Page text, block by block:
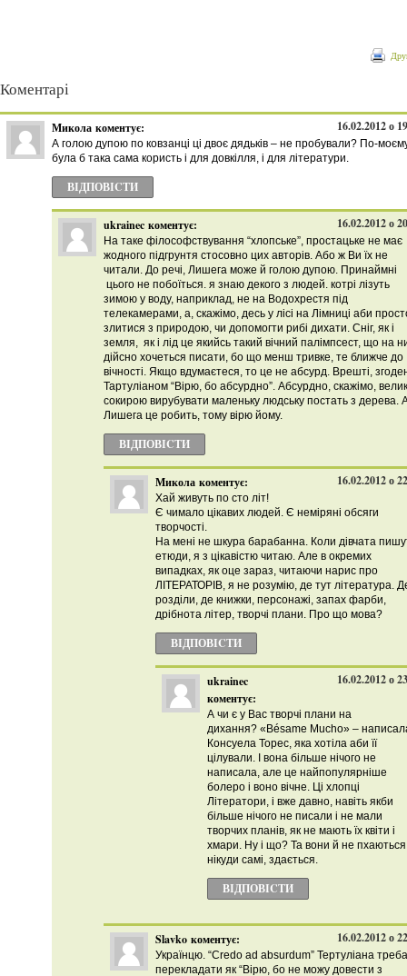
Коментарі
Микола коментує: 16.02.2012 о
А голою дупою по ковзанці ці двоє дядьків – не пробували? По-
була б така сама користь і для довкілля, і для літератури.
ВІДПОВІCТИ
ukrainec коментує: 16.02.2012 о
На таке філософствування “хлопське”, простацьке не має
жодного підгрунтя стосовно цих авторів. Або ж Ви їх не
читали. До речі, Лишега може й голою дупою. Принаймні
цього не побоїться. я знаю декого з людей. котрі лізуть
зимою у воду, наприклад, не на Водохрестя під
телекамерами, а, скажімо, десь у лісі на Лімниці аби
злитися з природою, чи допомогти рибі дихати. Сніг, як і
земля, як і лід це якийсь такий вічний палімпсест, що на
дійсно хочеться писати, бо що менш тривке, те ближче до
вічності. Якщо вдумаєтеся, то це не абсурд. Врешті,
Тартуліаном “Вірю, бо абсурдно”. Абсурдно, скажімо,
сокирою вирубувати маленьку людську постать з дерева.
Лишега це робить, тому вірю йому.
ВІДПОВІCТИ
Микола коментує: 16.02.2012 о
Хай живуть по сто літ!
Є чимало цікавих людей. Є неміряні обсяги
творчості.
На мені не шкура барабанна. Коли дівчата
етюди, я з цікавістю читаю. Але в окремих
випадках, як оце зараз, читаючи нарис про
ЛІТЕРАТОРІВ, я не розумію, де тут література.
розділи, де книжки, персонажі, запах фарби,
дрібнота літер, творчі плани. Про що мова?
ВІДПОВІCТИ
ukrainec
коментує:
16.02.2012 о
А чи є у Вас творчі плани на
дихання? «Bésame Mucho» –
Консуела Торес, яка хотіла аби її
цілували. І вона більше нічого не
написала, але це найпопулярніше
болеро і воно вічне. Ці хлопці
Літератори, і вже давно, навіть якби
більше нічого не писали і не мали
творчих планів, як не мають їх квіти і
хмари. Ну і що? Та вони й не пхаються
нікуди самі, здається.
ВІДПОВІCТИ
Slavko коментує: 16.02.2012 о
Українцю. “Credo ad absurdum” Тертуліана треба
перекладати як “Вірю, бо не можу довести з